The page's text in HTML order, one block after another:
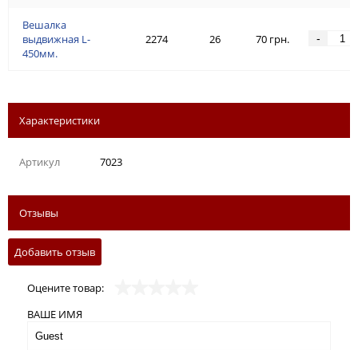
Вешалка
выдвижная L-
450мм.
2274 26 70 грн. -
Характеристики
Артикул 7023
Отзывы
Добавить отзыв
Оцените товар:
ВАШЕ ИМЯ